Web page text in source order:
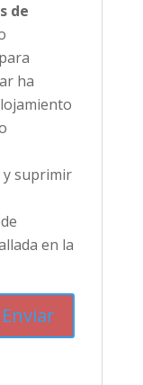
de
ha
y suprimir
en la